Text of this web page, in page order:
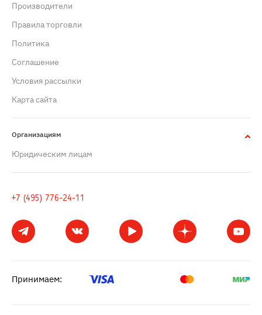
Производители
Правила торговли
Политика
Cоглашение
Условия рассылки
Карта сайта
Организациям
Юридическим лицам
+7 (495) 776-24-11
Принимаем: